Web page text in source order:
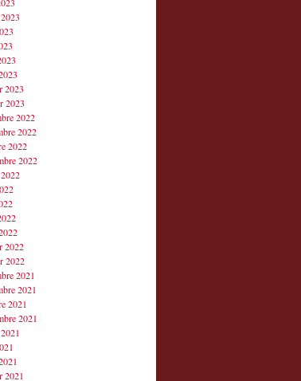
2023
2023
2022
2022
2022
2022
2022
2022
2021
2021
2021
2021
2021